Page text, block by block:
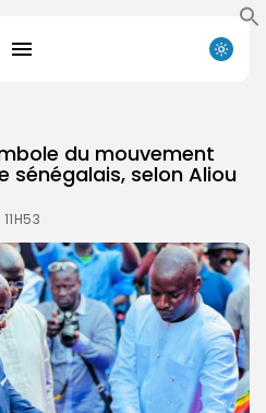
du mouvement
sénégalais, selon Aliou